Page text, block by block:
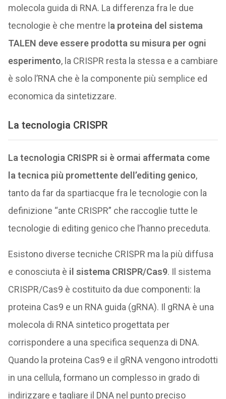
molecola guida di RNA. La differenza fra le due
tecnologie è che mentre l a proteina del sistema
TALEN deve essere prodotta su misura per ogni
esperimento, la CRISPR resta la stessa e a cambiare
è solo l’RNA che è la componente più semplice ed
economica da sintetizzare.
La tecnologia CRISPR
La tecnologia CRISPR si è ormai affermata come
la tecnica più promettente dell’editing genico,
tanto da far da spartiacque fra le tecnologie con la
definizione “ante CRISPR” che raccoglie tutte le
tecnologie di editing genico che l’hanno preceduta.
Esistono diverse tecniche CRISPR ma la più diffusa
e conosciuta è il sistema CRISPR/Cas9. Il sistema
CRISPR/Cas9 è costituito da due componenti: la
proteina Cas9 e un RNA guida (gRNA). Il gRNA è una
molecola di RNA sintetico progettata per
corrispondere a una specifica sequenza di DNA.
Quando la proteina Cas9 e il gRNA vengono introdotti
in una cellula, formano un complesso in grado di
indirizzare e tagliare il DNA nel punto preciso